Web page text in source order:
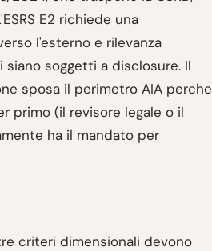
E2 richiede una
l'esterno e rilevanza
soggetti a disclosure. Il
sposa il perimetro AIA perche
primo (il revisore legale o il
ha il mandato per
criteri dimensionali devono